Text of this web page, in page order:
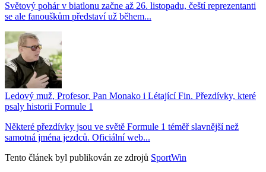
Světový pohár v biatlonu začne až 26. listopadu, čeští reprezentanti
se ale fanouškům představí už během...
Ledový muž, Profesor, Pan Monako i Létající Fin. Přezdívky, které
psaly historii Formule 1
Některé přezdívky jsou ve světě Formule 1 téměř slavnější než
samotná jména jezdců. Oficiální web...
Tento článek byl publikován ze zdrojů SportWin